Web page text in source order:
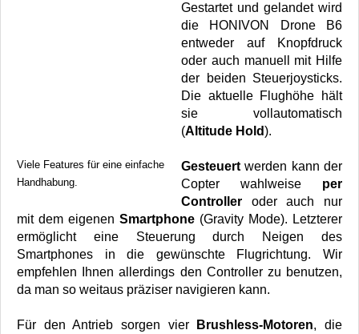
Viele Features für eine einfache
Handhabung.
Gestartet und gelandet wird
die HONIVON Drone B6
entweder auf Knopfdruck
oder auch manuell mit Hilfe
der beiden Steuerjoysticks.
Die aktuelle Flughöhe hält
sie vollautomatisch
(Altitude Hold).
Gesteuertwerden kann der
Copter wahlweise per
Controller oder auch nur
mit dem eigenen Smartphone (Gravity Mode). Letzterer
ermöglicht eine Steuerung durch Neigen des
Smartphones in die gewünschte Flugrichtung. Wir
empfehlen Ihnen allerdings den Controller zu benutzen,
da man so weitaus präziser navigieren kann.
Für den Antrieb sorgen vier Brushless-Motoren, die